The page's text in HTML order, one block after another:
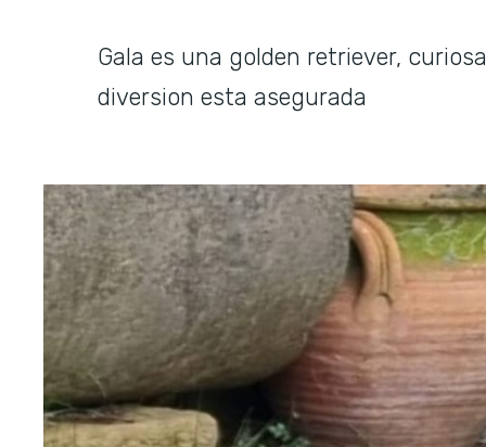
Gala es una golden retriever,
diversion esta asegurada